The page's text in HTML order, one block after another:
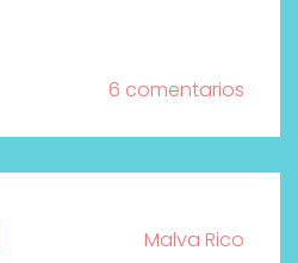
6 comentarios
Malva Rico